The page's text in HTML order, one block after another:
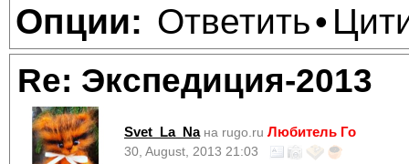
Опции: Ответить•
Re: Экспедиция-2013
Svet_La_Na на rugo.ru Любитель Го
30, August, 2013 21:03